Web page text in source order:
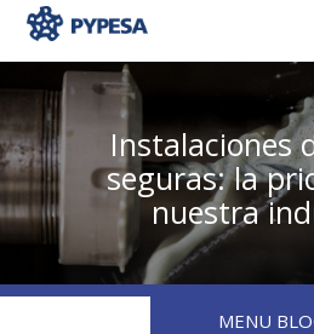
Instalaciones
seguras: la
nuestra
MENU